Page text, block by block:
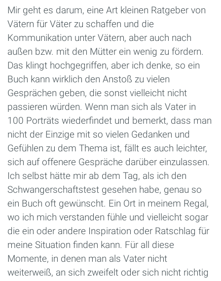
Mir geht es darum, eine Art kleinen Ratgeber von
Vätern für Väter zu schaffen und die
Kommunikation unter Vätern, aber auch nach
außen bzw. mit den Mütter ein wenig zu fördern.
Das klingt hochgegriffen, aber ich denke, so ein
Buch kann wirklich den Anstoß zu vielen
Gesprächen geben, die sonst vielleicht nicht
passieren würden. Wenn man sich als Vater in
100 Porträts wiederfindet und bemerkt, dass man
nicht der Einzige mit so vielen Gedanken und
Gefühlen zu dem Thema ist, fällt es auch leichter,
sich auf offenere Gespräche darüber einzulassen.
Ich selbst hätte mir ab dem Tag, als ich den
Schwangerschaftstest gesehen habe, genau so
ein Buch oft gewünscht. Ein Ort in meinem Regal,
wo ich mich verstanden fühle und vielleicht sogar
die ein oder andere Inspiration oder Ratschlag für
meine Situation finden kann. Für all diese
Momente, in denen man als Vater nicht
weiterweiß, an sich zweifelt oder sich nicht richtig